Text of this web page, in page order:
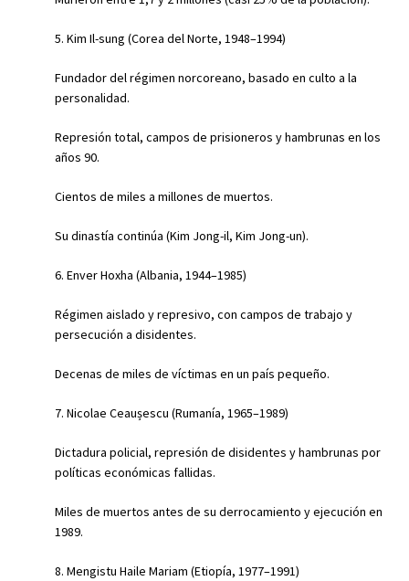
5. Kim Il-sung (Corea del Norte, 1948–1994)
Fundador del régimen norcoreano, basado en culto a la
personalidad.
Represión total, campos de prisioneros y hambrunas en los
años 90.
Cientos de miles a millones de muertos.
Su dinastía continúa (Kim Jong-il, Kim Jong-un).
6. Enver Hoxha (Albania, 1944–1985)
Régimen aislado y represivo, con campos de trabajo y
persecución a disidentes.
Decenas de miles de víctimas en un país pequeño.
7. Nicolae Ceaușescu (Rumanía, 1965–1989)
Dictadura policial, represión de disidentes y hambrunas por
políticas económicas fallidas.
Miles de muertos antes de su derrocamiento y ejecución en
1989.
8. Mengistu Haile Mariam (Etiopía, 1977–1991)